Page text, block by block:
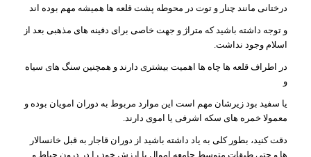
درختانی مانند چنار و توت در محوطه پشت قلعه ها همیشه مهم بوده اند
و توجه داشته باشید که متراژ و جهت خاصی برای دفینه های مذهبی بعد از
اسلام وجود نداشت.
در اطراف قلعه ها چاه ها اهمیت بیشتری دارند و همچنین سنگ های سیاه
و
یا سفید بود زیرشان مهم است این موارد مربوط به دوران امویان بوده و
معمولا خمره های سکه اشرفی یا اموی دارند.
دقت کنید، بطور کلی به یاد داشته باشید از دوران قاجار به قبل خانسالار
ها و حتی طبقات متوسط جامعه اموال با ارزش خود را در درون حیاط و